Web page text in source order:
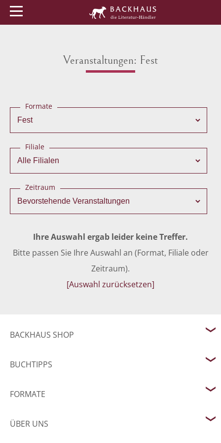
Veranstaltungen: Fest
Formate
Filiale
Zeitraum
Ihre Auswahl ergab leider keine Treffer.
Bitte passen Sie Ihre Auswahl an (Format, Filiale oder
Zeitraum).
[Auswahl zurücksetzen]
BACKHAUS SHOP
BUCHTIPPS
FORMATE
ÜBER UNS